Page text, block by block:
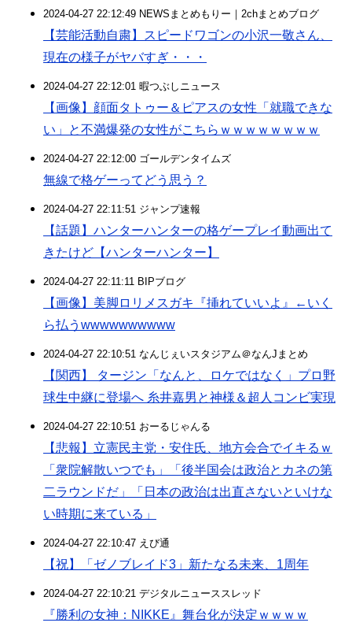
2024-04-27 22:12:49 NEWSまとめもりー｜2chまとめブログ
【芸能活動自粛】スピードワゴンの小沢一敬さん、
現在の様子がヤバすぎ・・・
2024-04-27 22:12:01 暇つぶしニュース
【画像】顔面タトゥー＆ピアスの女性「就職できな
い」と不満爆発の女性がこちらｗｗｗｗｗｗｗｗ
2024-04-27 22:12:00 ゴールデンタイムズ
無線で格ゲーってどう思う？
2024-04-27 22:11:51 ジャンプ速報
【話題】ハンターハンターの格ゲープレイ動画出て
きたけど【ハンターハンター】
2024-04-27 22:11:11 BIPブログ
【画像】美脚ロリメスガキ『挿れていいよ』←いく
ら払うwwwwwwwwww
2024-04-27 22:10:51 なんじぇいスタジアム＠なんJまとめ
【関西】 タージン「なんと、ロケではなく」プロ野
球生中継に登場へ 糸井嘉男と神様＆超人コンビ実現
2024-04-27 22:10:51 おーるじゃんる
【悲報】立憲民主党・安住氏、地方会合でイキるｗ
「衆院解散いつでも」「後半国会は政治とカネの第
二ラウンドだ」「日本の政治は出直さないといけな
い時期に来ている」
2024-04-27 22:10:47 えび通
【祝】「ゼノブレイド3」新たなる未来、1周年
2024-04-27 22:10:21 デジタルニューススレッド
『勝利の女神：NIKKE』舞台化が決定ｗｗｗｗ